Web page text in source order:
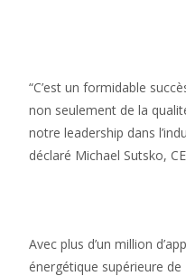
“C’est un formidable
non seulement de la
notre leadership dans
déclaré Michael Sutsko,
Avec plus d’un million
énergétique supérieure